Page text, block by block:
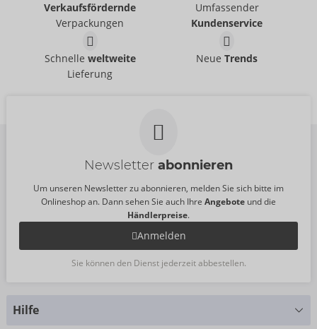
Svenjoyment- ORION Brand
21336871711
Svenjoyment- ORION Brand
21004281091
44,95 €
Pants
- ORION Brand
Pants
Verkaufsfördernde
Verpackungen
Umfassender
Kundenservice
Schnelle weltweite
Lieferung
NeueTrends
Newsletter abonnieren
Um unseren Newsletter zu abonnieren, melden Sie sich bitte im
Onlineshop an. Dann sehen Sie auch Ihre Angebote und die
Händlerpreise.
Anmelden
Sie können den Dienst jederzeit abbestellen.
Hilfe